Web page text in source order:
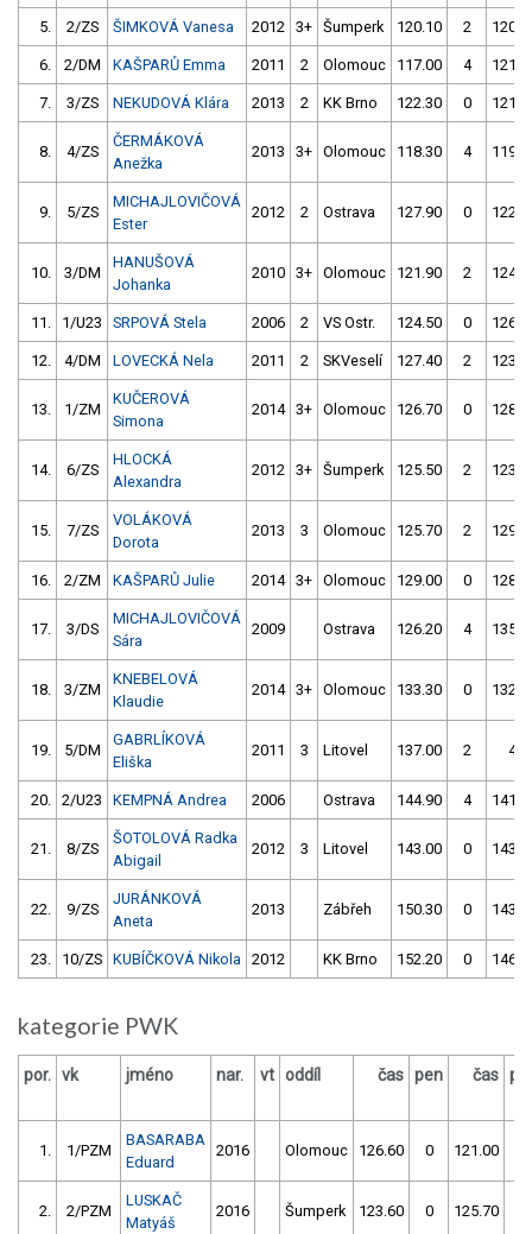
5. 2/ZS ŠIMKOVÁ Vanesa 2012 3+ Šumperk 120.10 2
6. 2/DM KAŠPARŮ Emma 2011 2 Olomouc 117.00 4
7. 3/ZS NEKUDOVÁ Klára 2013 2 KK Brno 122.30 0
8. 4/ZS
ČERMÁKOVÁ
Anežka
2013 3+ Olomouc 118.30 4
9. 5/ZS
MICHAJLOVIČOVÁ
Ester
2012 2 Ostrava 127.90 0
10. 3/DM
HANUŠOVÁ
Johanka
2010 3+ Olomouc 121.90 2
11. 1/U23 SRPOVÁ Stela 2006 2 VS Ostr. 124.50 0
12. 4/DM LOVECKÁ Nela 2011 2 SKVeselí 127.40 2
13. 1/ZM
KUČEROVÁ
Simona
2014 3+ Olomouc 126.70 0
14. 6/ZS
HLOCKÁ
Alexandra
2012 3+ Šumperk 125.50 2
15. 7/ZS
VOLÁKOVÁ
Dorota
2013 3 Olomouc 125.70 2
16. 2/ZM KAŠPARŮ Julie 2014 3+ Olomouc 129.00 0
17. 3/DS
MICHAJLOVIČOVÁ
Sára
2009 Ostrava 126.20 4
18. 3/ZM
KNEBELOVÁ
Klaudie
2014 3+ Olomouc 133.30 0
19. 5/DM
GABRLÍKOVÁ
Eliška
2011 3 Litovel 137.00 2
20. 2/U23 KEMPNÁ Andrea 2006 Ostrava 144.90 4
21. 8/ZS
ŠOTOLOVÁ Radka
Abigail
2012 3 Litovel 143.00 0
22. 9/ZS
JURÁNKOVÁ
Aneta
2013 Zábřeh 150.30 0
23. 10/ZS KUBÍČKOVÁ Nikola 2012 KK Brno 152.20 0
kategorie PWK
por. vk jméno nar. vt oddíl čas pen čas
1. 1/PZM
BASARABA
Eduard
2016 Olomouc 126.60 0 121.00
2. 2/PZM
LUSKAČ
Matyáš
2016 Šumperk 123.60 0 125.70